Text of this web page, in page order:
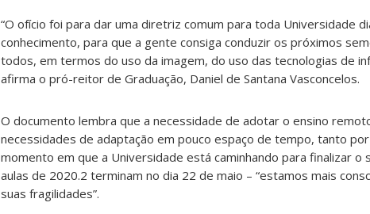
“O ofício foi para dar uma diretriz comum para toda Universidade
conhecimento, para que a gente consiga conduzir os próximos
todos, em termos do uso da imagem, do uso das tecnologias de
afirma o pró-reitor de Graduação, Daniel de Santana Vasconcelos.
O documento lembra que a necessidade de adotar o ensino
necessidades de adaptação em pouco espaço de tempo, tanto
momento em que a Universidade está caminhando para finalizar
aulas de 2020.2 terminam no dia 22 de maio – “estamos mais
suas fragilidades”.